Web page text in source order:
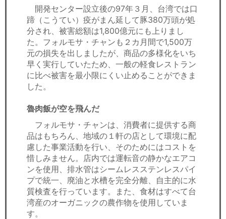
開発センター設立後の97年３月、台湾では口
蹄（こうてい）疫がまん延して豚380万頭が処
分され、被害総額は1,800億元にも上りまし
た。フォルモサ・チャンも２カ月間で1,500万
元の損失を出しましたが、商品の多様化をいち
早く実行していたため、一般の軽食レストラン
に比べ被害を最小限にくい止めることができま
した。
魯肉飯が空を飛んだ
フォルモサ・チャンは、消費者に提供する商
品はもちろん、地域の１軒の店として環境に配
慮した事業活動を行い、そのためにはコストを
惜しみません。店内では運転音の静かなエアコ
ンを使用、排水管はシームレスステンレスパイ
プで統一、廃油と水槽を完全分離、自主的に水
質検査を行っています。また、食材はすべて台
湾産のオーガニックの農作物を使用していま
す。